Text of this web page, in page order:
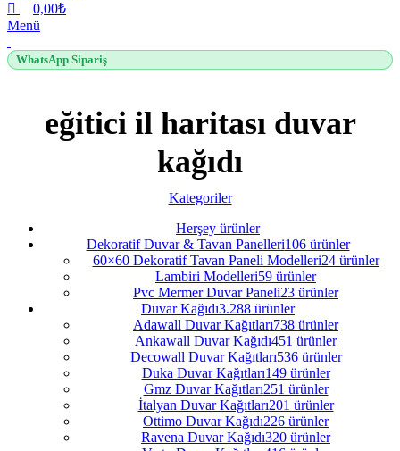
0,00₺
Menü
WhatsApp Sipariş
eğitici il haritası duvar
kağıdı
Kategoriler
Herşey ürünler
Dekoratif Duvar & Tavan Panelleri106 ürünler
60×60 Dekoratif Tavan Paneli Modelleri24 ürünler
Lambiri Modelleri59 ürünler
Pvc Mermer Duvar Paneli23 ürünler
Duvar Kağıdı3.288 ürünler
Adawall Duvar Kağıtları738 ürünler
Ankawall Duvar Kağıdı451 ürünler
Decowall Duvar Kağıtları536 ürünler
Duka Duvar Kağıtları149 ürünler
Gmz Duvar Kağıtları251 ürünler
İtalyan Duvar Kağıtları201 ürünler
Ottimo Duvar Kağıdı226 ürünler
Ravena Duvar Kağıdı320 ürünler